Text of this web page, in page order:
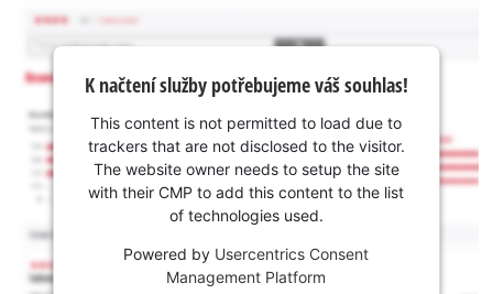
K načtení služby potřebujeme váš souhlas!
This content is not permitted to load due to
trackers that are not disclosed to the visitor.
The website owner needs to setup the site
with their CMP to add this content to the list
of technologies used.
Powered by Usercentrics Consent
Management Platform